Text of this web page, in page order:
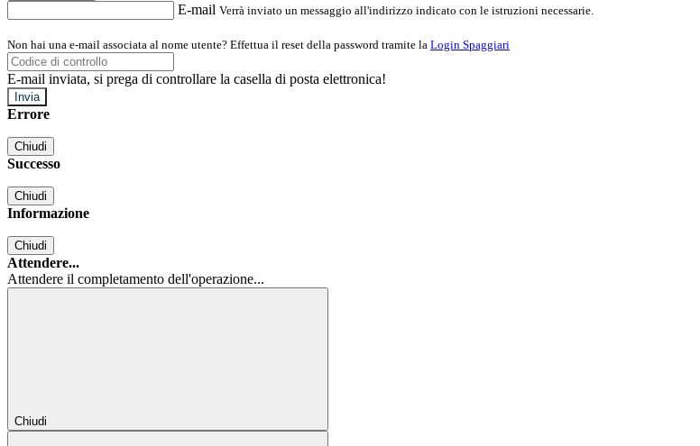
E-mail Verrà inviato un messaggio all'indirizzo indicato con le istruzioni necessarie.
Non hai una e-mail associata al nome utente? Effettua il reset della password tramite la Login Spaggiari
E-mail inviata, si prega di controllare la casella di posta elettronica!
Errore
Chiudi
Successo
Chiudi
Informazione
Chiudi
Attendere...
Attendere il completamento dell'operazione...
Chiudi